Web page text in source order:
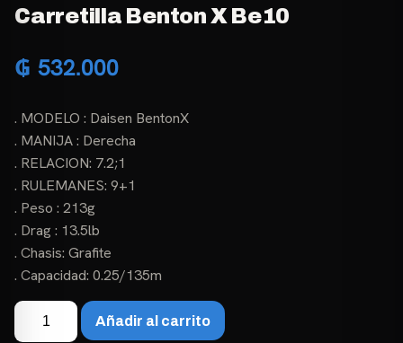
Carretilla Benton X Be10
₲ 532.000
. MODELO : Daisen BentonX
. MANIJA : Derecha
. RELACION: 7.2;1
. RULEMANES: 9+1
. Peso : 213g
. Drag : 13.5lb
. Chasis: Grafite
. Capacidad: 0.25/135m
Carretilla
Benton
Añadir al carrito